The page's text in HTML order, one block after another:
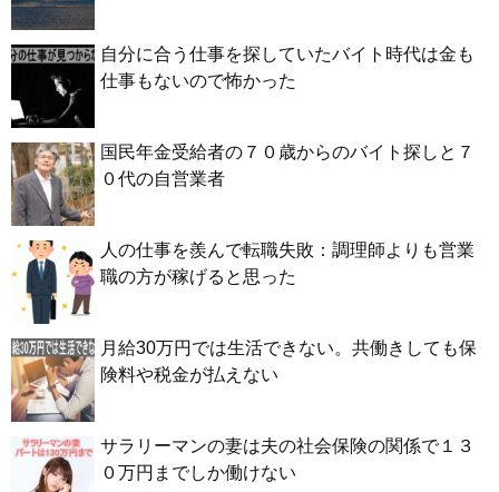
自分に合う仕事を探していたバイト時代は金も
仕事もないので怖かった
国民年金受給者の７０歳からのバイト探しと７
０代の自営業者
人の仕事を羨んで転職失敗：調理師よりも営業
職の方が稼げると思った
月給30万円では生活できない。共働きしても保
険料や税金が払えない
サラリーマンの妻は夫の社会保険の関係で１３
０万円までしか働けない